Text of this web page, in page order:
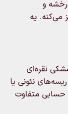
و
یه
نقره‌ای
نئونی یا
متفاوت